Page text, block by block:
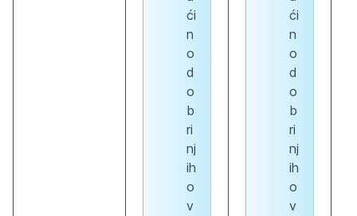
ći
n
o
d
o
b
ri
nj
ih
o
v
ći
n
o
d
o
b
ri
nj
ih
o
v